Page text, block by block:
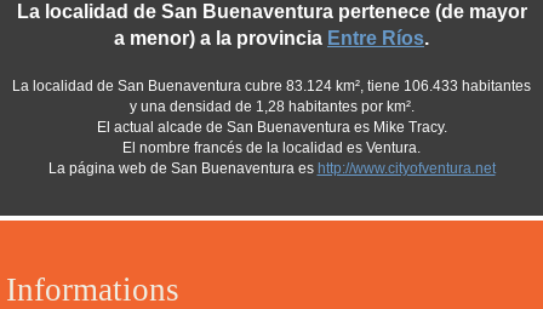
Informations
La localidad de San Buenaventura pertenece (de mayor
a menor) a la provincia Entre Ríos.
La localidad de San Buenaventura cubre 83.124 km², tiene 106.433 habitantes
y una densidad de 1,28 habitantes por km².
El actual alcade de San Buenaventura es Mike Tracy.
El nombre francés de la localidad es Ventura.
La página web de San Buenaventura es http://www.cityofventura.net